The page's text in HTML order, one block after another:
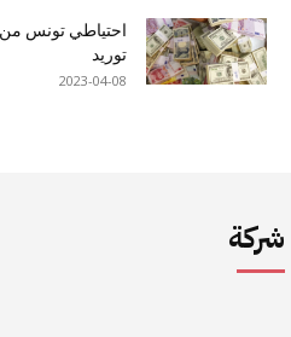
توريد
2023-04-08
شركة